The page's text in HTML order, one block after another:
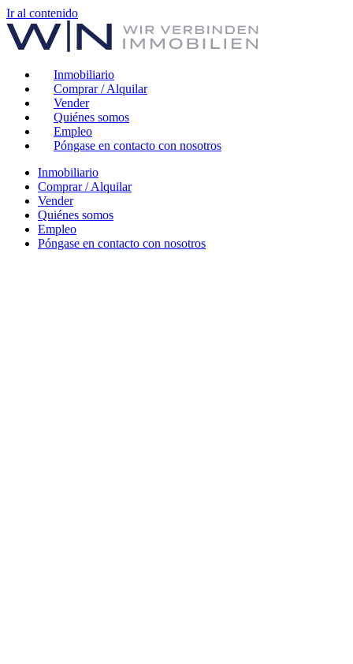
Ir al contenido
Inmobiliario
Comprar / Alquilar
Vender
Quiénes somos
Empleo
Póngase en contacto con nosotros
Inmobiliario
Comprar / Alquilar
Vender
Quiénes somos
Empleo
Póngase en contacto con nosotros